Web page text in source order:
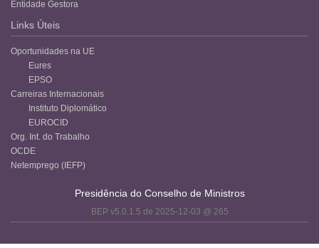
Entidade Gestora
Links Úteis
Oportunidades na UE
Eures
EPSO
Carreiras Internacionais
Instituto Diplomático
EUROCID
Org. Int. do Trabalho
OCDE
Netemprego (IEFP)
Presidência do Conselho de Ministros
BEP v5.0.1.5 de 2025-12-03 @ 265